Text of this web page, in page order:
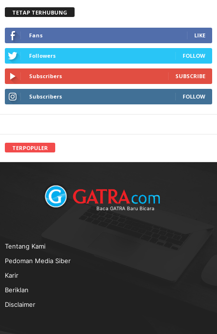
TETAP TERHUBUNG
Fans LIKE
Followers FOLLOW
Subscribers SUBSCRIBE
Subscribers FOLLOW